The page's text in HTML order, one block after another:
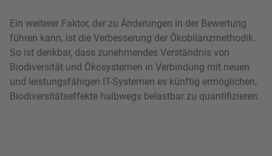
Ein weiterer Faktor, der zu Änderungen in der Bewertung
führen kann, ist die Verbesserung der Ökobilanzmethodik.
So ist denkbar, dass zunehmendes Verständnis von
Biodiversität und Ökosystemen in Verbindung mit neuen
und leistungsfähigen IT-Systemen es künftig ermöglichen,
Biodiversitätseffekte halbwegs belastbar zu quantifizieren.